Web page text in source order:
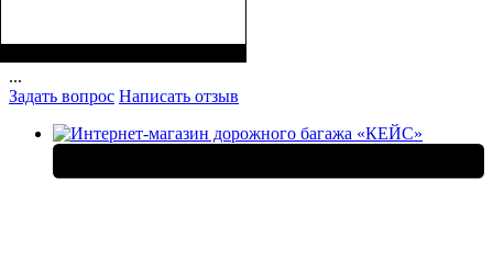
...
Задать вопрос Написать отзыв